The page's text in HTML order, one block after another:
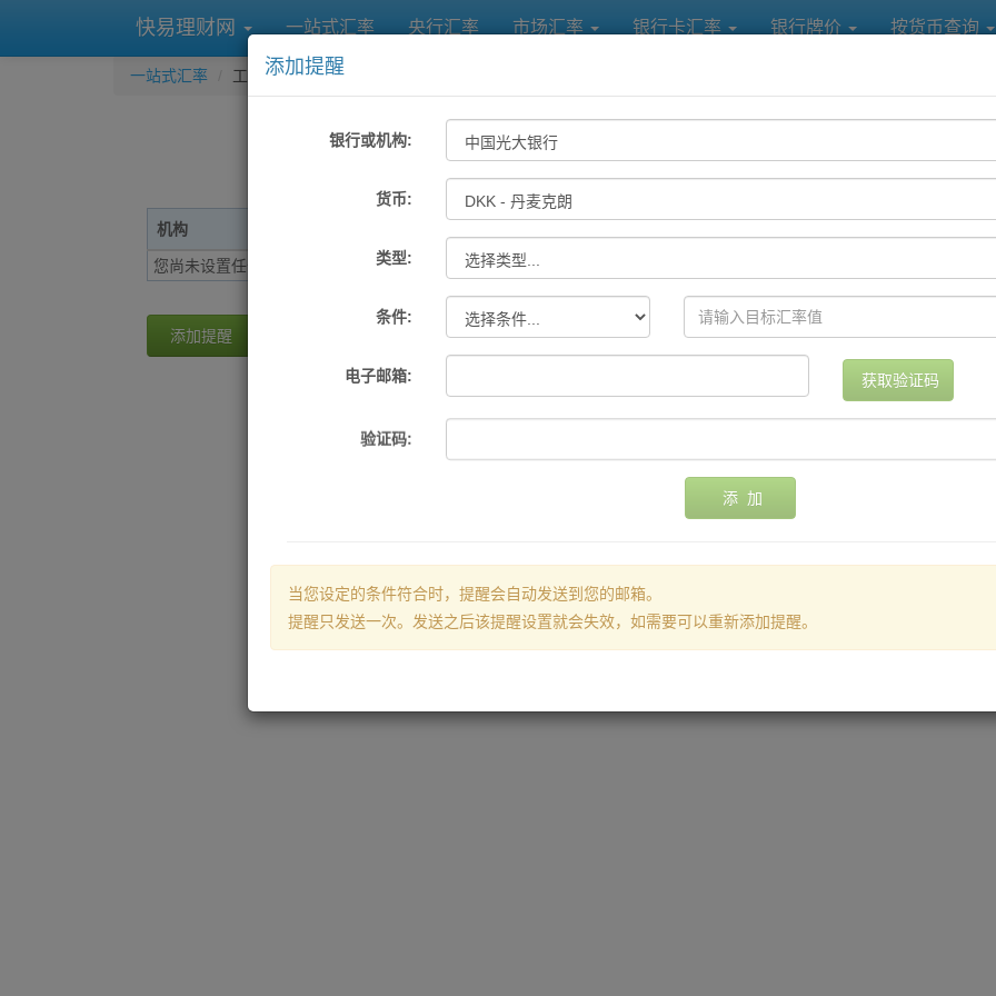
快易理财网 一站式汇率 央行汇率 市场汇率 银行卡汇率 银行牌价 按货币查询
一站式汇率 工具 汇率提醒
各大银行及中国银联汇率提醒
机构
您尚未设置任何提醒
添加提醒
添加提醒
银行或机构:
货币:
类型:
条件:
电子邮箱: 获取验证码
验证码:
添 加
当您设定的条件符合时，提醒会自动发送到您的邮箱。
提醒只发送一次。发送之后该提醒设置就会失效，如需要可以重新添加提醒。